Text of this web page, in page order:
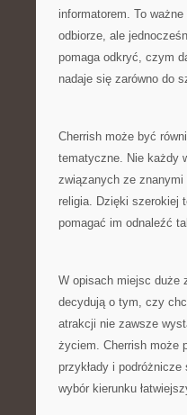
informatorem. To
odbiorze, ale
pomaga odkryć, czym
nadaje się zarówno do
Cherrish może być
tematyczne. Nie każdy
związanych ze
religia. Dzięki szerokiej
pomagać im odnaleźć
W opisach miejsc duże
decydują o tym, czy
atrakcji nie zawsze
życiem. Cherrish może
przykłady i
wybór kierunku